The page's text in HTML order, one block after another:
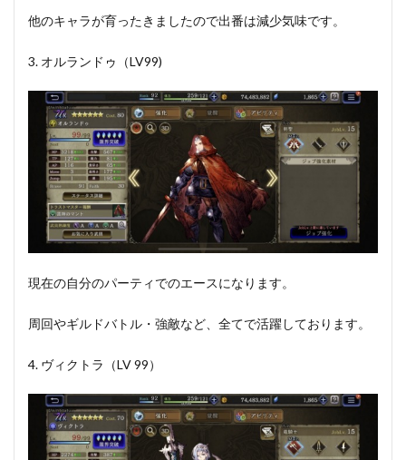
他のキャラが育ったきましたので出番は減少気味です。
3. オルランドゥ（LV99)
現在の自分のパーティでのエースになります。
周回やギルドバトル・強敵など、全てで活躍しております。
4. ヴィクトラ（LV 99）